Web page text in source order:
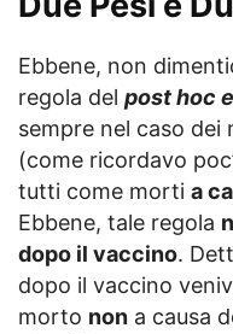
Ebbene, non
regola del post hoc
sempre nel caso dei
(come ricordavo
tutti come morti a
Ebbene, tale regola
dopo il vaccino.
dopo il vaccino
morto non a causa